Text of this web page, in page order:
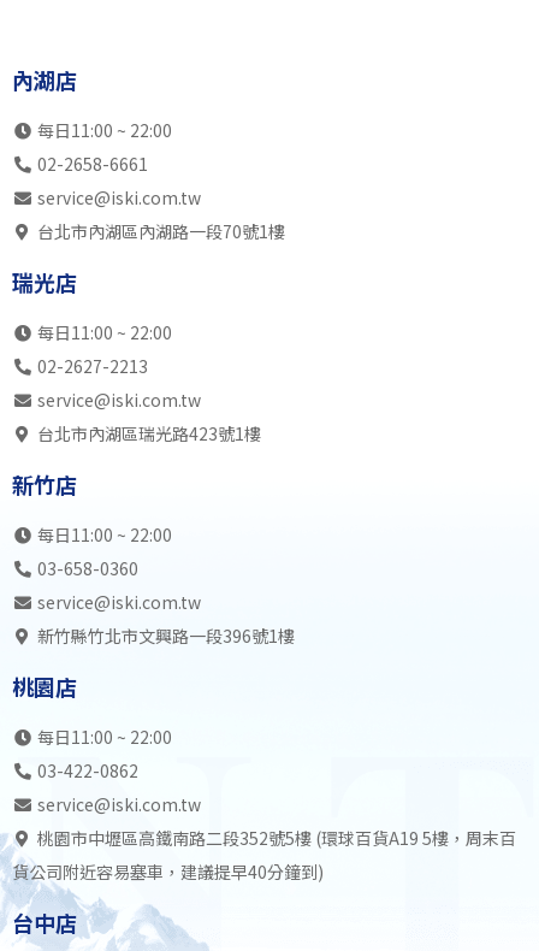
內湖店
每日11:00 ~ 22:00
02-2658-6661
service@iski.com.tw
台北市內湖區內湖路一段70號1樓
瑞光店
每日11:00 ~ 22:00
02-2627-2213
service@iski.com.tw
台北市內湖區瑞光路423號1樓
新竹店
每日11:00 ~ 22:00
03-658-0360
service@iski.com.tw
新竹縣竹北市文興路一段396號1樓
桃園店
每日11:00 ~ 22:00
03-422-0862
service@iski.com.tw
桃園市中壢區高鐵南路二段352號5樓 (環球百貨A19 5樓，周末百
貨公司附近容易塞車，建議提早40分鐘到)
台中店